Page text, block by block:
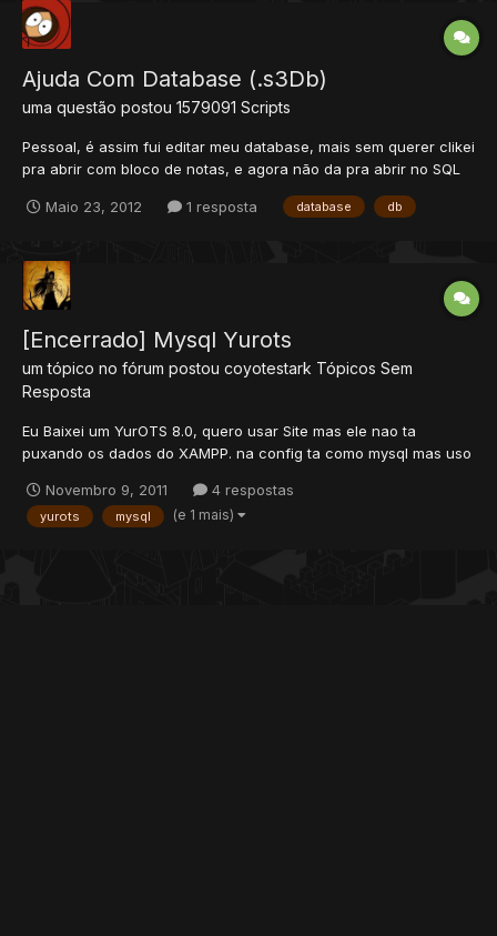
Ajuda Com Database (.s3Db)
uma questão postou 1579091 Scripts
Pessoal, é assim fui editar meu database, mais sem querer clikei
pra abrir com bloco de notas, e agora não da pra abrir no SQL
Studio.... ele fico como .txt e não como .3sDb... Como faço pra
trazer a versão anterior??
Maio 23, 2012 1 resposta database db
[Encerrado] Mysql Yurots
um tópico no fórum postou coyotestark Tópicos Sem
Resposta
Eu Baixei um YurOTS 8.0, quero usar Site mas ele nao ta
puxando os dados do XAMPP. na config ta como mysql mas uso
favor. Quando a conta eh criada pelo account manager tudo vai
para uma pasta "accounts" So que nao quero que seja ass...
Novembro 9, 2011 4 respostas
yurots mysql (e 1 mais)